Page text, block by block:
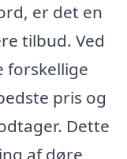
er det en
tilbud. Ved
forskellige
pris og
Dette
af døre,